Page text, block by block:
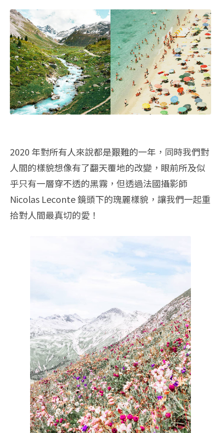
2020 年對所有人來說都是艱難的一年，同時我們對
人間的樣貌想像有了翻天覆地的改變，眼前所及似
乎只有一層穿不透的黑霧，但透過法國攝影師
Nicolas Leconte 鏡頭下的瑰麗樣貌，讓我們一起重
拾對人間最真切的愛！